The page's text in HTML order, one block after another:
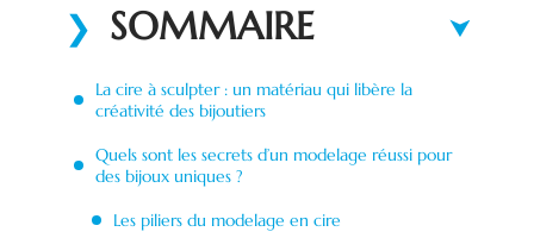
SOMMAIRE
La cire à sculpter : un matériau qui libère la
créativité des bijoutiers
Quels sont les secrets d’un modelage réussi pour
des bijoux uniques ?
Les piliers du modelage en cire